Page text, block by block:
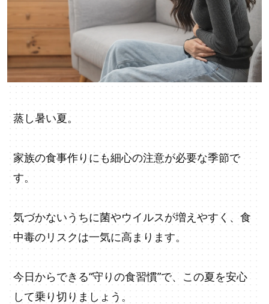
蒸し暑い夏。
家族の食事作りにも細心の注意が必要な季節で
す。
気づかないうちに菌やウイルスが増えやすく、食
中毒のリスクは一気に高まります。
今日からできる“守りの食習慣”で、この夏を安心
して乗り切りましょう。